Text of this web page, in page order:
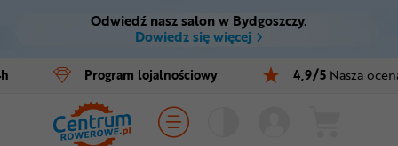
Ctrl M
Menu główne
Informacje o produkcie
Odwiedź nasz salon w Bydgoszczy.
Dowiedz się więcej
Program lojalnościowy 4,9/5 Nasza
Rowery
E-bike